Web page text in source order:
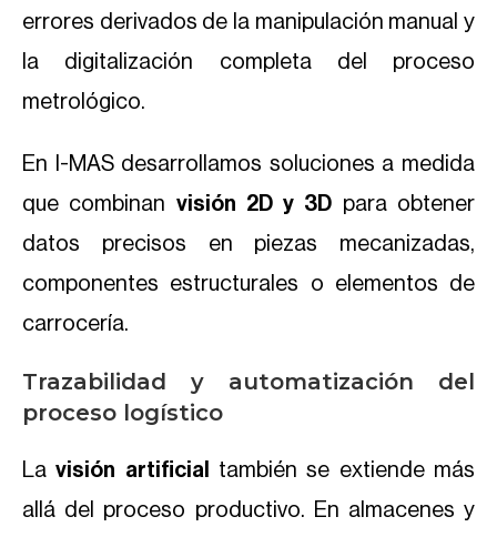
errores derivados de la manipulación manual y
la digitalización completa del proceso
metrológico.
En I-MAS desarrollamos soluciones a medida
que combinan visión 2D y 3D para obtener
datos precisos en piezas mecanizadas,
componentes estructurales o elementos de
carrocería.
Trazabilidad y automatización del
proceso logístico
La visión artificial también se extiende más
allá del proceso productivo. En almacenes y